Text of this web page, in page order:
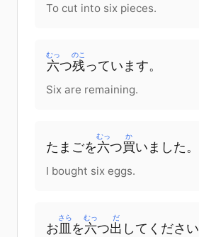
To cut into six pieces.
六
むっ
つ残
のこ
っています。
Six are remaining.
たまごを六
むっ
つ買
か
いました 。
I bought six eggs.
お 皿
さら
を六
むっ
つ出
だ
して ください